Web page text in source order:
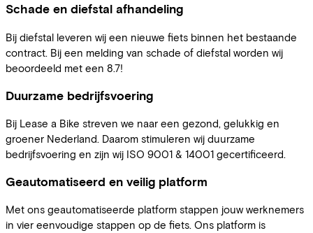
Schade en diefstal afhandeling
Bij diefstal leveren wij een nieuwe fiets binnen het bestaande
contract. Bij een melding van schade of diefstal worden wij
beoordeeld met een 8.7!
Duurzame bedrijfsvoering
Bij Lease a Bike streven we naar een gezond, gelukkig en
groener Nederland. Daarom stimuleren wij duurzame
bedrijfsvoering en zijn wij ISO 9001 & 14001 gecertificeerd.
Geautomatiseerd en veilig platform
Met ons geautomatiseerde platform stappen jouw werknemers
in vier eenvoudige stappen op de fiets. Ons platform is